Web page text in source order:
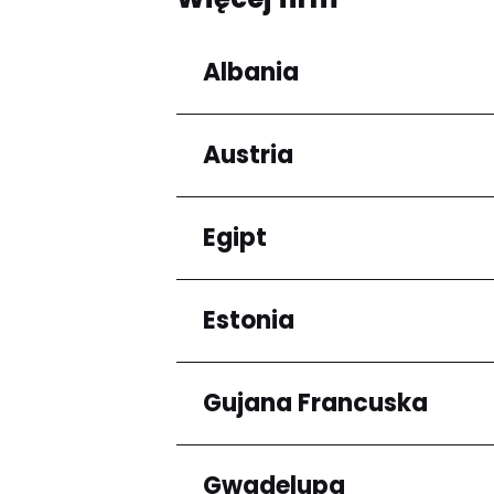
Albania
Regiony
Qarku i Tiranës
Austria
Regiony
Niederösterreich
Egipt
Regiony
Kair
Estonia
Regiony
Harju maakond
Gujana Francuska
Regiony
Gwadelupa